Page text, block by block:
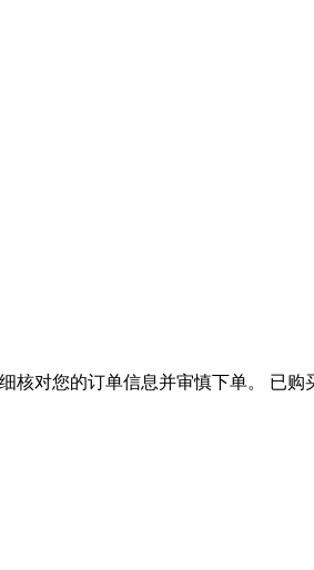
核对您的订单信息并审慎下单。 已购